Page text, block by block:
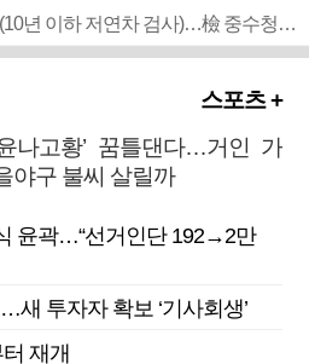
■ 검사 신분 버리고 직급하향(10년 이하 저연차 검사)…檢 중수청행 기피
스포츠 +
윤나고황’ 꿈틀댄다…거인 가
야구 불씨 살릴까
윤곽…“선거인단 192→2만
새 투자자 확보 ‘기사회생’
재개